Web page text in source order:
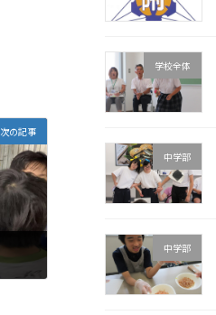
次の記事
学校全体
中学部
中学部